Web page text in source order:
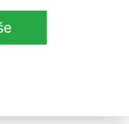
RECIPE FOR
- 50 ml